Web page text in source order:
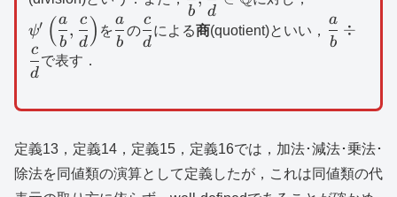
{b},\dfrac{c}
{d}\in
b d
\dfrac{a}
ψ′ ( b
a
,
d
c ) を\dfrac{a}
{b}
b
a
の\dfrac{c}
{d}
d
c
による商(quotient)といい，
{b}\div
b
a
÷
d
c
で表す．
定義13，定義14，定義15，定義16では，加法･減法･乗法･
除法を同値類の演算として定義したが，これは同値類の代